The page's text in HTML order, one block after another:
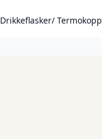
Drikkeflasker/ Termokopp